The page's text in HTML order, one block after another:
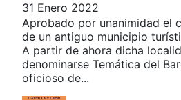
31 Enero 2022
Aprobado por unanimidad el
de un antiguo municipio
A partir de ahora dicha
denominarse Temática del
oficioso de...